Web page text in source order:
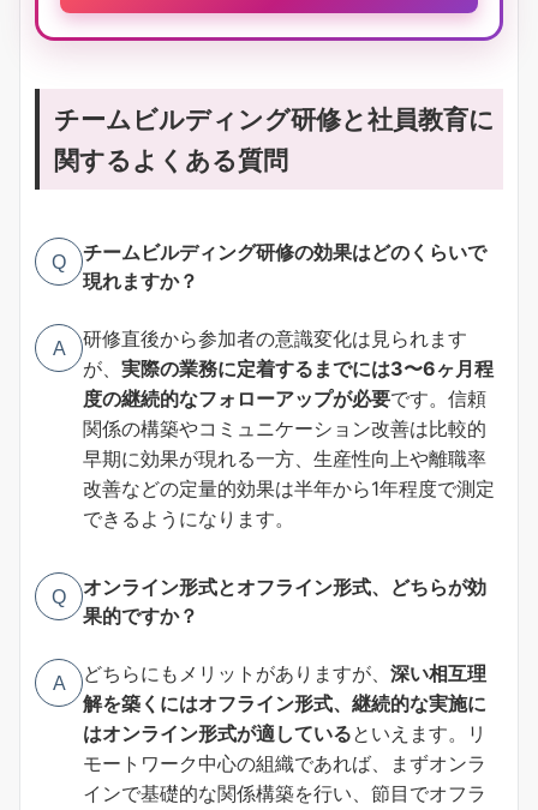
チームビルディング研修と社員教育に
関するよくある質問
Q
チームビルディング研修の効果はどのくらいで
現れますか？
A
研修直後から参加者の意識変化は見られます
が、 実際の業務に定着するまでには3〜6ヶ月程
度の継続的なフォローアップが必要です。信頼
関係の構築やコミュニケーション改善は比較的
早期に効果が現れる一方、生産性向上や離職率
改善などの定量的効果は半年から1年程度で測定
できるようになります。
Q
オンライン形式とオフライン形式、どちらが効
果的ですか？
A どちらにもメリットがありますが、 深い相互理
解を築くにはオフライン形式、継続的な実施に
はオンライン形式が適しているといえます。リ
モートワーク中心の組織であれば、まずオンラ
インで基礎的な関係構築を行い、節目でオフラ